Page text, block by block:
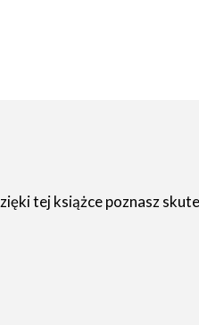
tej książce poznasz